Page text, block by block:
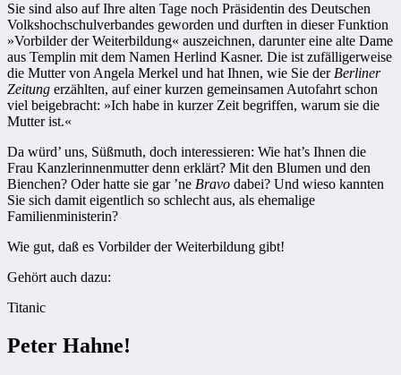
Sie sind also auf Ihre alten Tage noch Präsidentin des Deutschen
Volkshochschulverbandes geworden und durften in dieser Funktion
»Vorbilder der Weiterbildung« auszeichnen, darunter eine alte Dame
aus Templin mit dem Namen Herlind Kasner. Die ist zufälligerweise
die Mutter von Angela Merkel und hat Ihnen, wie Sie derBerliner
Zeitung erzählten, auf einer kurzen gemeinsamen Autofahrt schon
viel beigebracht: »Ich habe in kurzer Zeit begriffen, warum sie die
Mutter ist.«
Da würd’ uns, Süßmuth, doch interessieren: Wie hat’s Ihnen die
Frau Kanzlerinnenmutter denn erklärt? Mit den Blumen und den
Bienchen? Oder hatte sie gar ’ne Bravo dabei? Und wieso kannten
Sie sich damit eigentlich so schlecht aus, als ehemalige
Familienministerin?
Wie gut, daß es Vorbilder der Weiterbildung gibt!
Gehört auch dazu:
Titanic
Peter Hahne!